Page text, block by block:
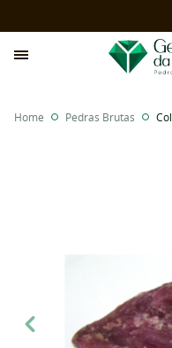
Home Pedras Brutas